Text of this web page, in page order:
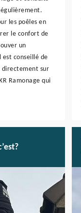
les poêles en
le confort de
un
conseillé de
directement sur
Ramonage qui